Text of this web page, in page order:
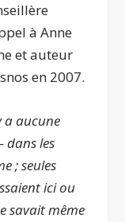
à Anne
et auteur
en 2007.
a aucune
dans les
; seules
ici ou
savait même